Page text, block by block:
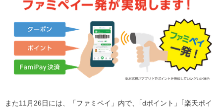
また11月26日には、「ファミペイ」内で、｢dポイント」｢楽天ポイ